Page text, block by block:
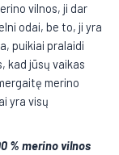
vilnos, ji dar
odai, be to, ji yra
puikiai pralaidi
kad jūsų vaikas
merino
yra visų
% merino vilnos